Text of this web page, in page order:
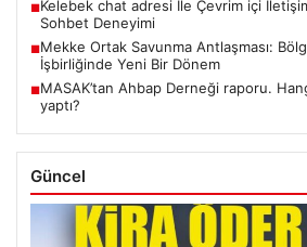
■Kelebek chat adresi İle Çevrim içi
Sohbet Deneyimi
■Mekke Ortak Savunma Antlaşması:
İşbirliğinde Yeni Bir Dönem
■MASAK’tan Ahbap Derneği raporu.
yaptı?
Güncel